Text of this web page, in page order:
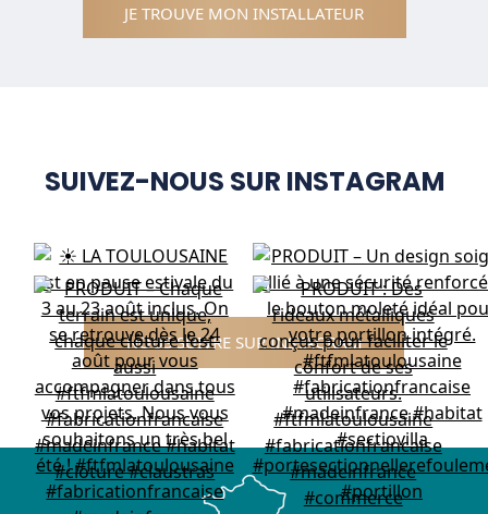
JE TROUVE MON INSTALLATEUR
SUIVEZ-NOUS SUR INSTAGRAM
NOUS SUIVRE SUR INSTAGRAM